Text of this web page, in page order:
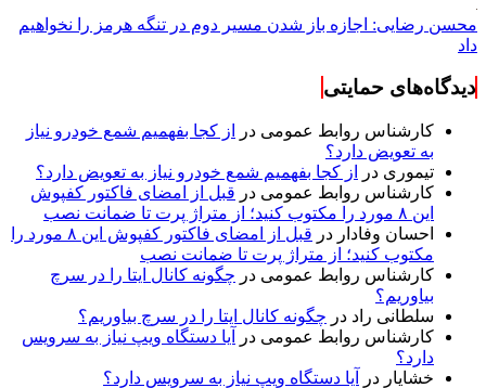
محسن رضایی: اجازه باز شدن مسیر دوم در تنگه هرمز را نخواهیم
داد
دیدگاه‌های حمایتی
کارشناس روابط عمومی در
از کجا بفهمیم شمع خودرو نیاز
به تعویض دارد؟
تیموری در
از کجا بفهمیم شمع خودرو نیاز به تعویض دارد؟
کارشناس روابط عمومی در قبل از امضای فاکتور کفپوش
این ۸ مورد را مکتوب کنید؛ از متراژ پرت تا ضمانت نصب
احسان وفادار در
قبل از امضای فاکتور کفپوش این ۸ مورد را
مکتوب کنید؛ از متراژ پرت تا ضمانت نصب
کارشناس روابط عمومی در چگونه کانال ایتا را در سرچ
بیاوریم؟
سلطانی راد در چگونه کانال ایتا را در سرچ بیاوریم؟
کارشناس روابط عمومی در
آیا دستگاه ویپ نیاز به سرویس
دارد؟
خشایار در آیا دستگاه ویپ نیاز به سرویس دارد؟